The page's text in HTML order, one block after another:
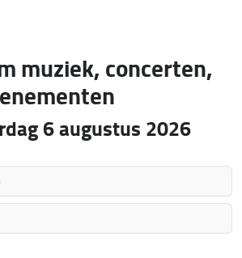
muziek, concerten,
6 augustus 2026